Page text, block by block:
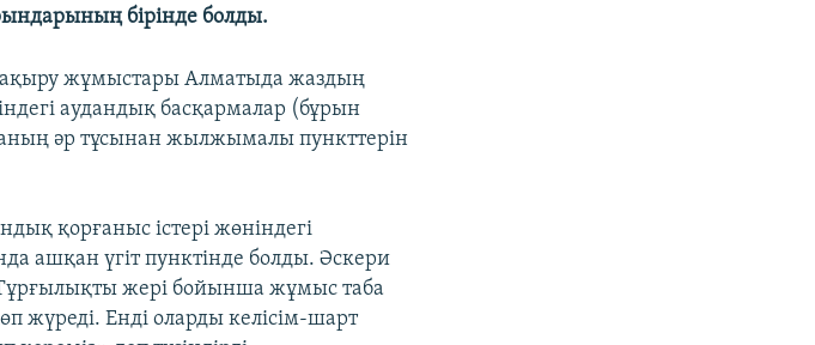
бірінде болды.
жұмыстары Алматыда жаздың
аудандық басқармалар (бұрын
әр тұсынан жылжымалы пункттерін
қорғаныс істері жөніндегі
ашқан үгіт пунктінде болды. Әскери
жері бойынша жұмыс таба
жүреді. Енді оларды келісім-шарт